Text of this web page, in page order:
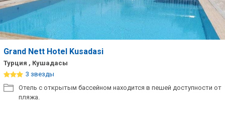
Grand Nett Hotel Kusadasi
Турция , Кушадасы
3 звезды
Отель с открытым бассейном находится в пешей доступности от
пляжа.